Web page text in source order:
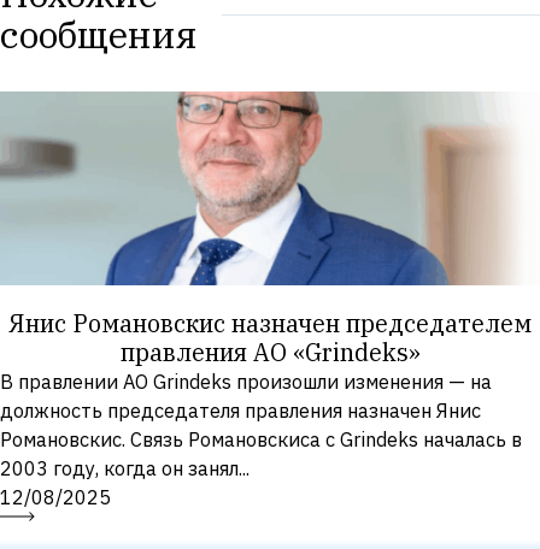
сообщения
Янис Романовскис назначен председателем
правления АО «Grindeks»
В правлении АО Grindeks произошли изменения — на
должность председателя правления назначен Янис
Романовскис. Связь Романовскиса с Grindeks началась в
2003 году, когда он занял...
12/08/2025